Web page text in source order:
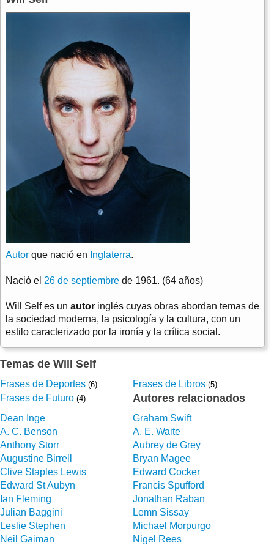
Autor que nació en Inglaterra.
Nació el 26 de septiembre de 1961. (64 años)
Will Self es un autor inglés cuyas obras abordan temas de
la sociedad moderna, la psicología y la cultura, con un
estilo caracterizado por la ironía y la crítica social.
Temas de Will Self
Frases de Deportes (6) Frases de Libros (5)
Frases de Futuro (4) Autores relacionados
Dean Inge
Graham Swift
A. C. Benson
A. E. Waite
Anthony Storr
Aubrey de Grey
Augustine Birrell
Bryan Magee
Clive Staples Lewis
Edward Cocker
Edward St Aubyn
Francis Spufford
Ian Fleming
Jonathan Raban
Julian Baggini
Lemn Sissay
Leslie Stephen
Michael Morpurgo
Neil Gaiman
Nigel Rees